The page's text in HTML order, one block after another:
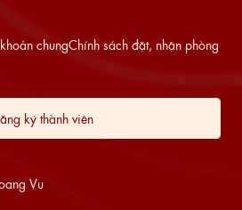
chungChính sách đặt, nhận phòng
ký thành viên
Vu